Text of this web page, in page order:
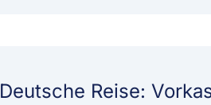
Deutsche Reise: